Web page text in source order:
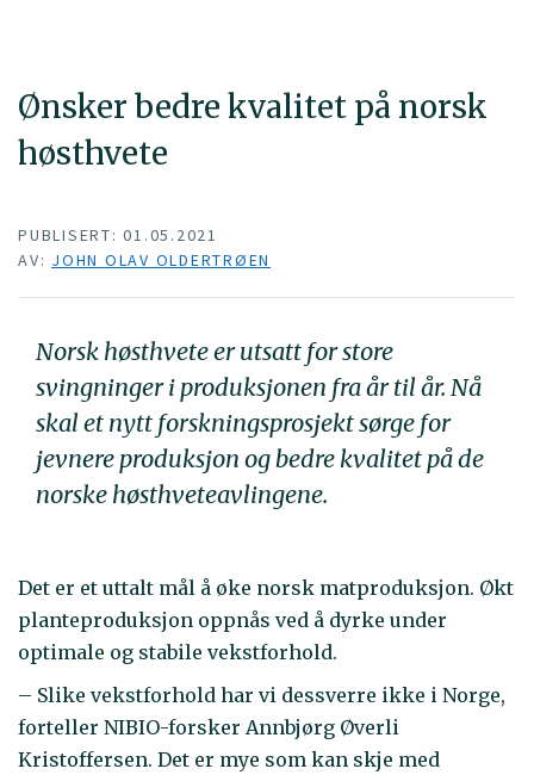
Ønsker bedre kvalitet på norsk
høsthvete
PUBLISERT: 01.05.2021
AV: JOHN OLAV OLDERTRØEN
Norsk høsthvete er utsatt for store
svingninger i produksjonen fra år til år. Nå
skal et nytt forskningsprosjekt sørge for
jevnere produksjon og bedre kvalitet på de
norske høsthveteavlingene.
Det er et uttalt mål å øke norsk matproduksjon. Økt
planteproduksjon oppnås ved å dyrke under
optimale og stabile vekstforhold.
– Slike vekstforhold har vi dessverre ikke i Norge,
forteller NIBIO-forsker Annbjørg Øverli
Kristoffersen. Det er mye som kan skje med